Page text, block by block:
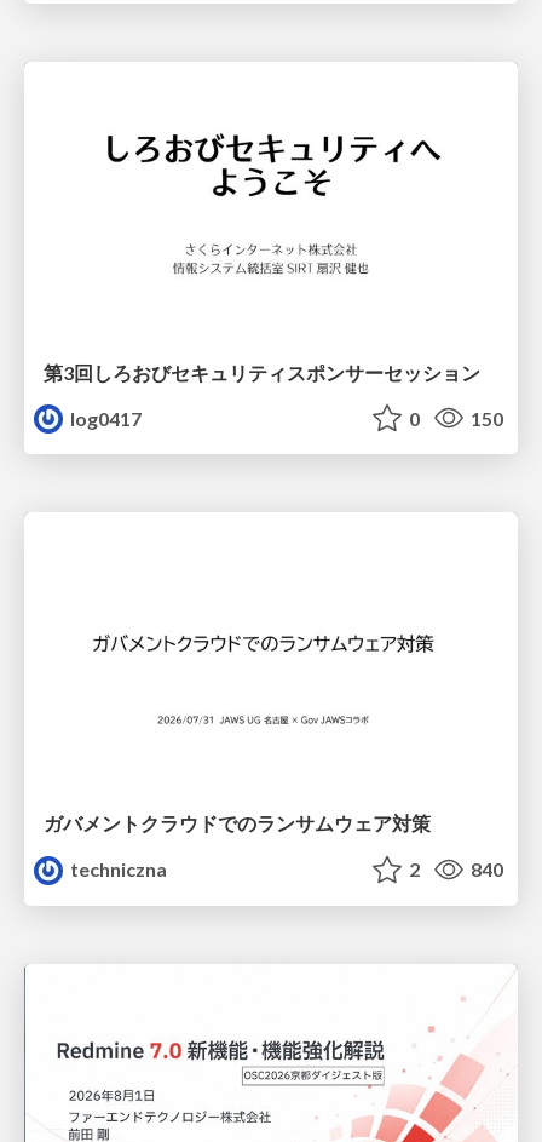
第3回しろおびセキュリティスポンサーセッション
log0417
0 150
ガバメントクラウドでのランサムウェア対策
techniczna
2 840